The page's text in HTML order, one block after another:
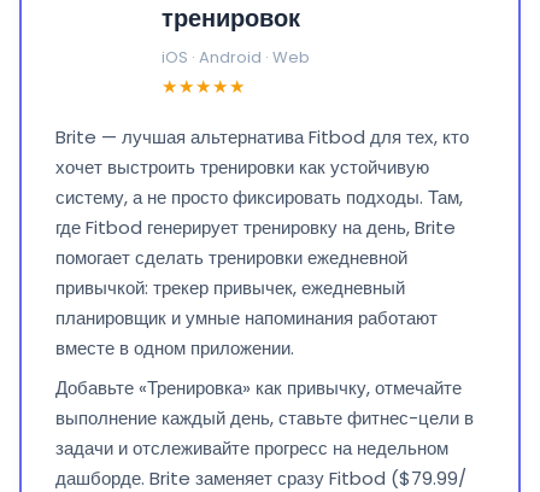
тренировок
iOS · Android · Web
★★★★★
Brite — лучшая альтернатива Fitbod для тех, кто
хочет выстроить тренировки как устойчивую
систему, а не просто фиксировать подходы. Там,
где Fitbod генерирует тренировку на день, Brite
помогает сделать тренировки ежедневной
привычкой: трекер привычек, ежедневный
планировщик и умные напоминания работают
вместе в одном приложении.
Добавьте «Тренировка» как привычку, отмечайте
выполнение каждый день, ставьте фитнес-цели в
задачи и отслеживайте прогресс на недельном
дашборде. Brite заменяет сразу Fitbod ($79.99/